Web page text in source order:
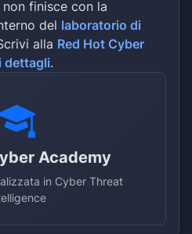
finisce con la
del laboratorio di
alla Red Hot Cyber
dettagli.
Academy
in Cyber Threat